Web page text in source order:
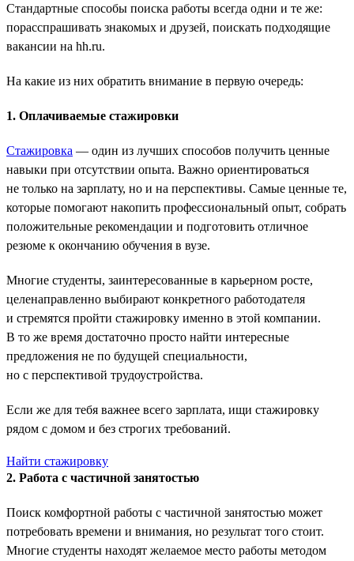
Стандартные способы поиска работы всегда одни и те же:
порасспрашивать знакомых и друзей, поискать подходящие
вакансии на hh.ru.
На какие из них обратить внимание в первую очередь:
1. Оплачиваемые стажировки
Стажировка — один из лучших способов получить ценные
навыки при отсутствии опыта. Важно ориентироваться
не только на зарплату, но и на перспективы. Самые ценные те,
которые помогают накопить профессиональный опыт, собрать
положительные рекомендации и подготовить отличное
резюме к окончанию обучения в вузе.
Многие студенты, заинтересованные в карьерном росте,
целенаправленно выбирают конкретного работодателя
и стремятся пройти стажировку именно в этой компании.
В то же время достаточно просто найти интересные
предложения не по будущей специальности,
но с перспективой трудоустройства.
Если же для тебя важнее всего зарплата, ищи стажировку
рядом с домом и без строгих требований.
Найти стажировку
2. Работа с частичной занятостью
Поиск комфортной работы с частичной занятостью может
потребовать времени и внимания, но результат того стоит.
Многие студенты находят желаемое место работы методом